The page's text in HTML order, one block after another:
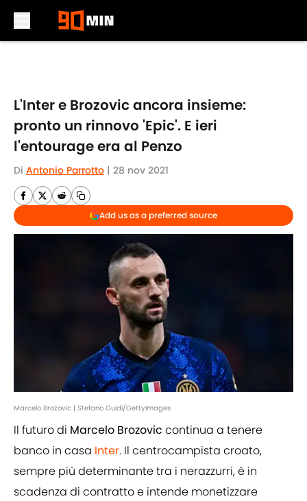
L'Inter e Brozovic ancora insieme:
pronto un rinnovo 'Epic'. E ieri
l'entourage era al Penzo
Di Antonio Parrotto | 28 nov 2021
Add us as a preferred source
Marcelo Brozovic | Stefano Guidi/GettyImages
Il futuro di Marcelo Brozovic continua a tenere
banco in casa Inter. Il centrocampista croato,
sempre più determinante tra i nerazzurri, è in
scadenza di contratto e intende monetizzare